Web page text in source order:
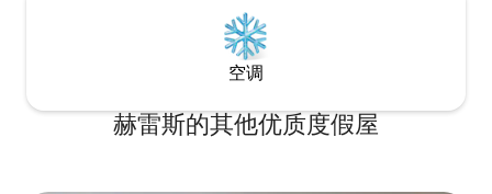
空调
赫雷斯的其他优质度假屋